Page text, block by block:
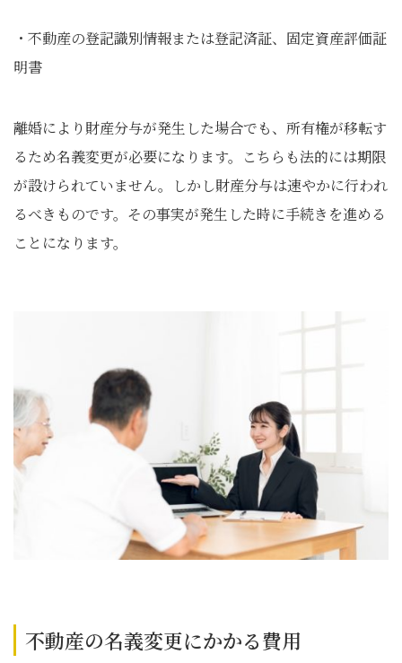
・不動産の登記識別情報または登記済証、固定資産評価証
明書
離婚により財産分与が発生した場合でも、所有権が移転す
るため名義変更が必要になります。こちらも法的には期限
が設けられていません。しかし財産分与は速やかに行われ
るべきものです。その事実が発生した時に手続きを進める
ことになります。
不動産の名義変更にかかる費用